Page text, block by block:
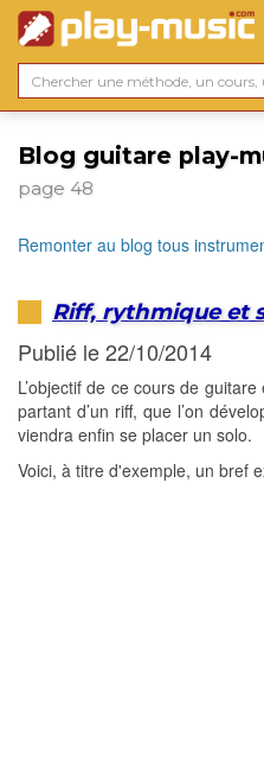
Blog guitare play-
page 48
Remonter au blog tous
Riff, rythmique et
Publié le 22/10/2014
L’objectif de ce cours de
partant d’un riff, que l’on
viendra enfin se placer un solo.
Voici, à titre d'exemple, un bref